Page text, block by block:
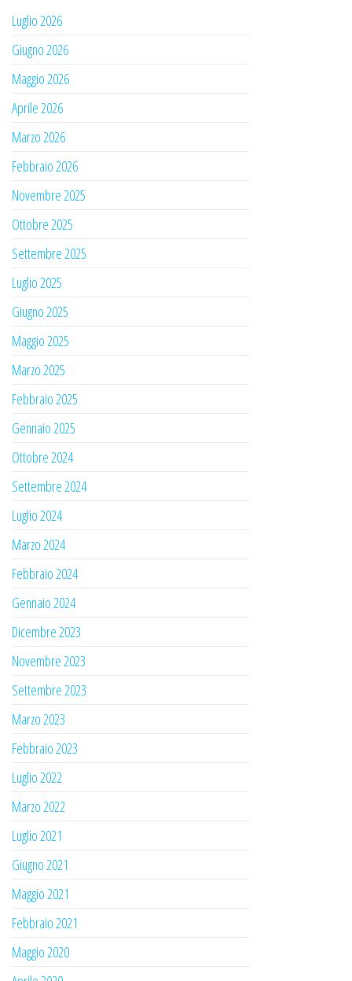
Luglio 2026
Giugno 2026
Maggio 2026
Aprile 2026
Marzo 2026
Febbraio 2026
Novembre 2025
Ottobre 2025
Settembre 2025
Luglio 2025
Giugno 2025
Maggio 2025
Marzo 2025
Febbraio 2025
Gennaio 2025
Ottobre 2024
Settembre 2024
Luglio 2024
Marzo 2024
Febbraio 2024
Gennaio 2024
Dicembre 2023
Novembre 2023
Settembre 2023
Marzo 2023
Febbraio 2023
Luglio 2022
Marzo 2022
Luglio 2021
Giugno 2021
Maggio 2021
Febbraio 2021
Maggio 2020